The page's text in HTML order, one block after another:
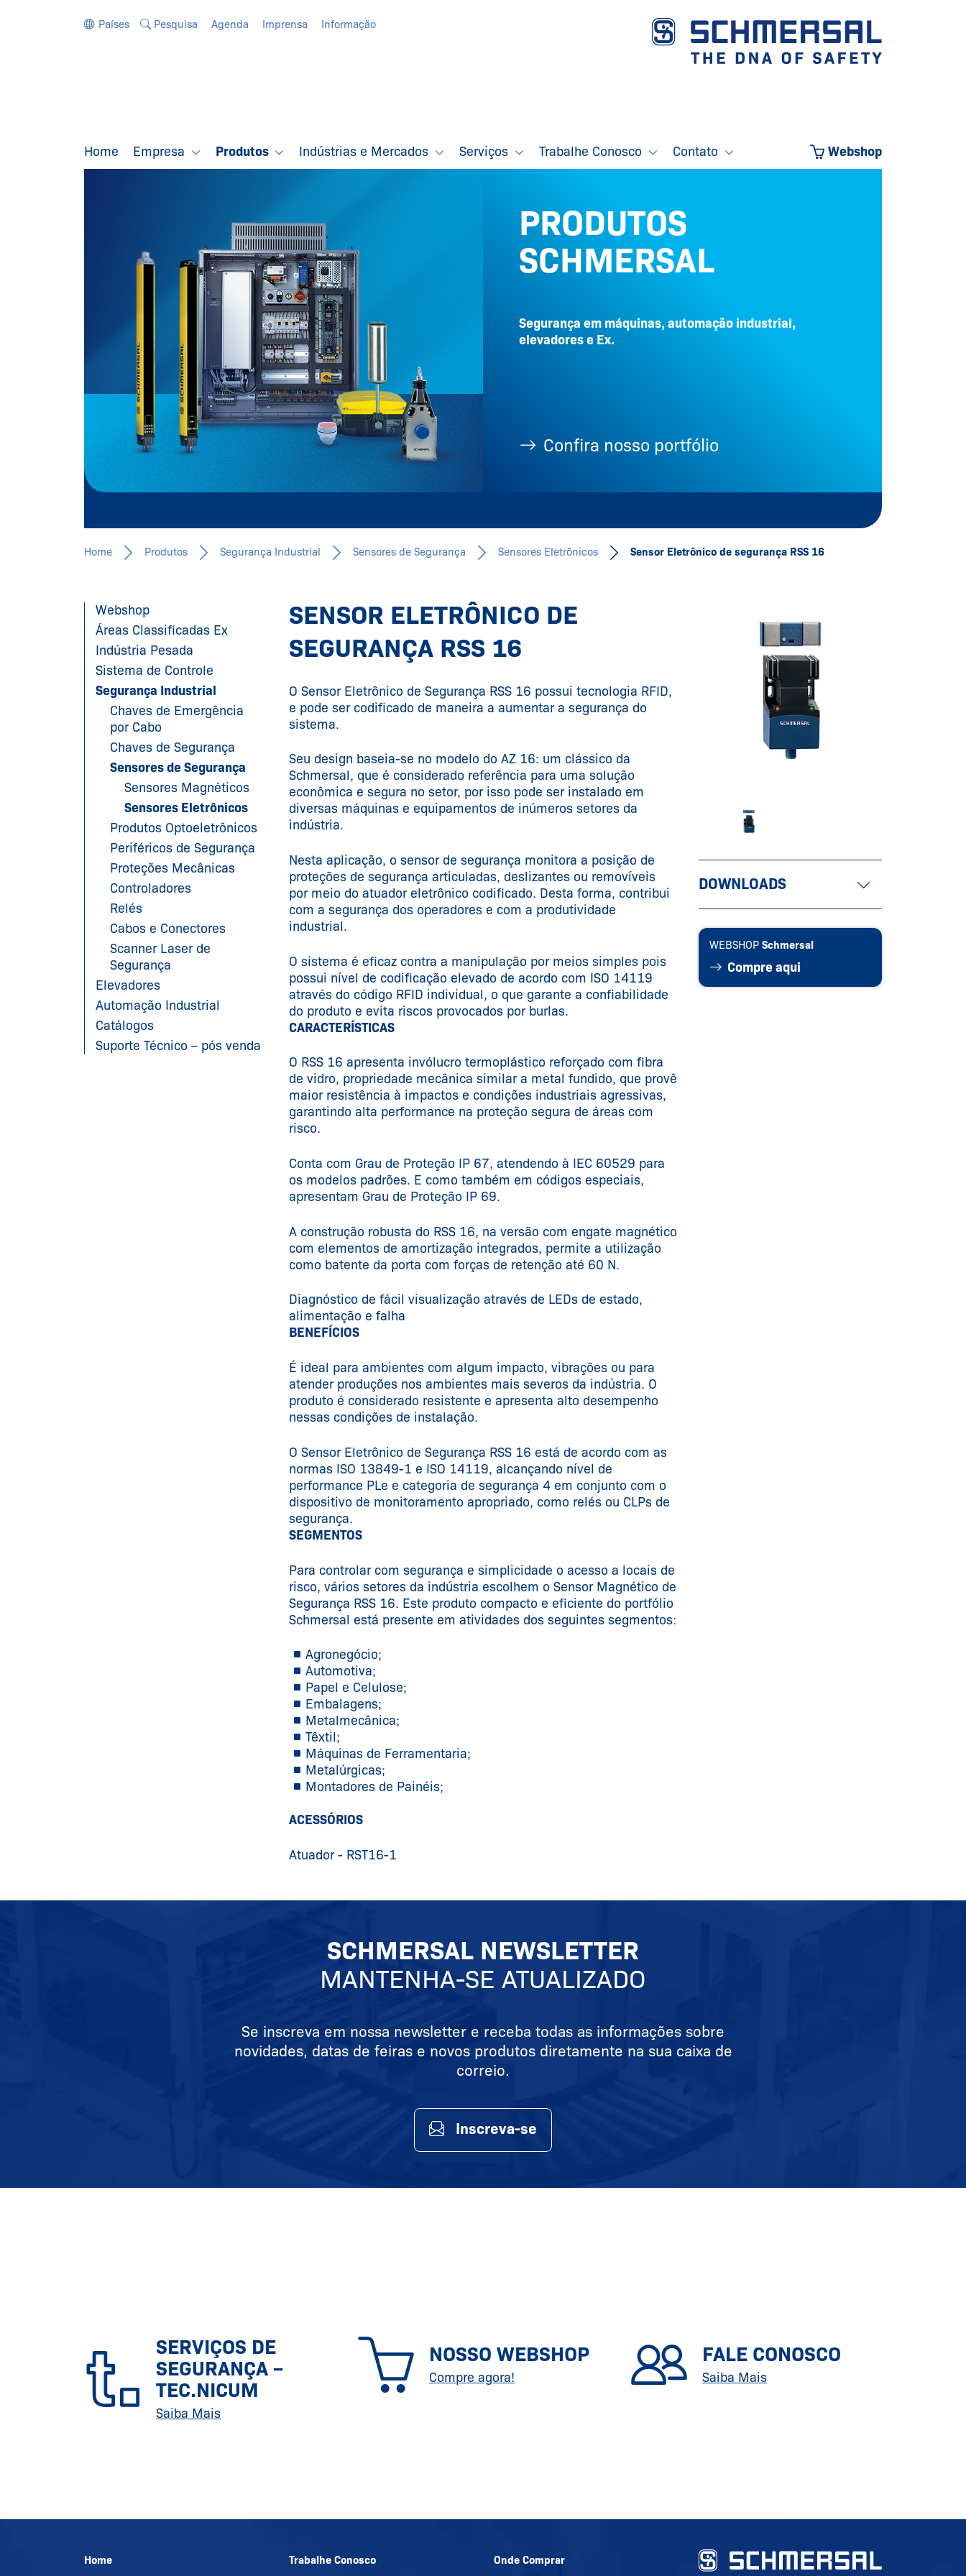
Países Pesquisa Agenda Imprensa Informação
Home Empresa Produtos Indústrias e Mercados Serviços Trabalhe Conosco Contato Webshop
PRODUTOS
SCHMERSAL
Segurança em máquinas, automação industrial,
elevadores e Ex.
Confira nosso portfólio
Home Produtos Segurança Industrial Sensores de Segurança Sensores Eletrônicos Sensor Eletrônico de segurança RSS 16
Webshop
Áreas Classificadas Ex
Indústria Pesada
Sistema de Controle
Segurança Industrial
Chaves de Emergência
por Cabo
Chaves de Segurança
Sensores de Segurança
Sensores Magnéticos
Sensores Eletrônicos
Produtos Optoeletrônicos
Periféricos de Segurança
Proteções Mecânicas
Controladores
Relés
Cabos e Conectores
Scanner Laser de
Segurança
Elevadores
Automação Industrial
Catálogos
Suporte Técnico – pós venda
SENSOR ELETRÔNICO DE
SEGURANÇA RSS 16
O Sensor Eletrônico de Segurança RSS 16 possui tecnologia RFID,
e pode ser codificado de maneira a aumentar a segurança do
sistema.
Seu design baseia-se no modelo do AZ 16: um clássico da
Schmersal, que é considerado referência para uma solução
econômica e segura no setor, por isso pode ser instalado em
diversas máquinas e equipamentos de inúmeros setores da
indústria.
Nesta aplicação, o sensor de segurança monitora a posição de
proteções de segurança articuladas, deslizantes ou removíveis
por meio do atuador eletrônico codificado. Desta forma, contribui
com a segurança dos operadores e com a produtividade
industrial.
O sistema é eficaz contra a manipulação por meios simples pois
possui nível de codificação elevado de acordo com ISO 14119
através do código RFID individual, o que garante a confiabilidade
do produto e evita riscos provocados por burlas.
CARACTERÍSTICAS
O RSS 16 apresenta invólucro termoplástico reforçado com fibra
de vidro, propriedade mecânica similar a metal fundido, que provê
maior resistência à impactos e condições industriais agressivas,
garantindo alta performance na proteção segura de áreas com
risco.
Conta com Grau de Proteção IP 67, atendendo à IEC 60529 para
os modelos padrões. E como também em códigos especiais,
apresentam Grau de Proteção IP 69.
A construção robusta do RSS 16, na versão com engate magnético
com elementos de amortização integrados, permite a utilização
como batente da porta com forças de retenção até 60 N.
Diagnóstico de fácil visualização através de LEDs de estado,
alimentação e falha
BENEFÍCIOS
É ideal para ambientes com algum impacto, vibrações ou para
atender produções nos ambientes mais severos da indústria. O
produto é considerado resistente e apresenta alto desempenho
nessas condições de instalação.
O Sensor Eletrônico de Segurança RSS 16 está de acordo com as
normas ISO 13849-1 e ISO 14119, alcançando nível de
performance PLe e categoria de segurança 4 em conjunto com o
dispositivo de monitoramento apropriado, como relés ou CLPs de
segurança.
SEGMENTOS
Para controlar com segurança e simplicidade o acesso a locais de
risco, vários setores da indústria escolhem o Sensor Magnético de
Segurança RSS 16. Este produto compacto e eficiente do portfólio
Schmersal está presente em atividades dos seguintes segmentos:
Agronegócio;
Automotiva;
Papel e Celulose;
Embalagens;
Metalmecânica;
Têxtil;
Máquinas de Ferramentaria;
Metalúrgicas;
Montadores de Painéis;
ACESSÓRIOS
Atuador - RST16-1
DOWNLOADS
WEBSHOP Schmersal
Compre aqui
SCHMERSAL NEWSLETTER
MANTENHA-SE ATUALIZADO
Se inscreva em nossa newsletter e receba todas as informações sobre
novidades, datas de feiras e novos produtos diretamente na sua caixa de
correio.
Inscreva-se
SERVIÇOS DE
SEGURANÇA –
TEC.NICUM
Saiba Mais
NOSSO WEBSHOP
Compre agora!
FALE CONOSCO
Saiba Mais
Home
Trabalhe Conosco
Onde Comprar